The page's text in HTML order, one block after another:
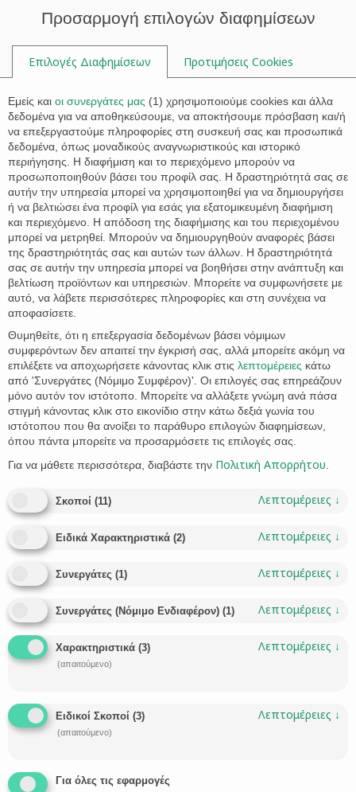
Ετικέτα:youtube
Social Media και δυσφήμηση
Τα social media συχνά γίνονται πεδίο αντιπαράθεσης
μεταξύ χρηστών όχι μόνο διαμέσου προσωπικών
μηνυμάτων, αλλά και σχολίων εν είδει αναφορών και
“αντεγκλήσεων” με αφορμή δημοσίευση με την οποία
χρήστες τυχαίνει να συμφωνούν ή διαφωνούν. Υφίσταται
δικαιοδοσία των δικαστηρίων σε τέτοιες περιπτώσεις;
Μπορεί το πρόσωπο που προσβάλλεται να προσφύγει
δικαστικά κατά του χρήστη που προέβη στη…
 LIANA STATHAKI
CATEGORY
FACEBOOK,INSTAGRAM ,SOCIAL MEDIA YOUTUBE ΑΓΩΓΉ
ΔΙΚΗΓΟΡΙΚΌ ΓΡΑΦΕΊΟ
Προσαρμογή επιλογών διαφημίσεων
Επιλογές Διαφημίσεων Προτιμήσεις Cookies
Εμείς και οι συνεργάτες μας (1) χρησιμοποιούμε cookies και άλλα
δεδομένα για να αποθηκεύσουμε, να αποκτήσουμε πρόσβαση και/ή
να επεξεργαστούμε πληροφορίες στη συσκευή σας και προσωπικά
δεδομένα, όπως μοναδικούς αναγνωριστικούς και ιστορικό
περιήγησης. Η διαφήμιση και το περιεχόμενο μπορούν να
προσωποποιηθούν βάσει του προφίλ σας. Η δραστηριότητά σας σε
αυτήν την υπηρεσία μπορεί να χρησιμοποιηθεί για να δημιουργήσει
ή να βελτιώσει ένα προφίλ για εσάς για εξατομικευμένη διαφήμιση
και περιεχόμενο. Η απόδοση της διαφήμισης και του περιεχομένου
μπορεί να μετρηθεί. Μπορούν να δημιουργηθούν αναφορές βάσει
της δραστηριότητάς σας και αυτών των άλλων. Η δραστηριότητά
σας σε αυτήν την υπηρεσία μπορεί να βοηθήσει στην ανάπτυξη και
βελτίωση προϊόντων και υπηρεσιών. Μπορείτε να συμφωνήσετε με
αυτό, να λάβετε περισσότερες πληροφορίες και στη συνέχεια να
αποφασίσετε.
Θυμηθείτε, ότι η επεξεργασία δεδομένων βάσει νόμιμων
συμφερόντων δεν απαιτεί την έγκρισή σας, αλλά μπορείτε ακόμη να
επιλέξετε να αποχωρήσετε κάνοντας κλικ στις λεπτομέρειες κάτω
από 'Συνεργάτες (Νόμιμο Συμφέρον)'. Οι επιλογές σας επηρεάζουν
μόνο αυτόν τον ιστότοπο. Μπορείτε να αλλάξετε γνώμη ανά πάσα
στιγμή κάνοντας κλικ στο εικονίδιο στην κάτω δεξιά γωνία του
ιστότοπου που θα ανοίξει το παράθυρο επιλογών διαφημίσεων,
όπου πάντα μπορείτε να προσαρμόσετε τις επιλογές σας.
Για να μάθετε περισσότερα, διαβάστε την Πολιτική Απορρήτου
Σκοποί (11) Λεπτομέρειες ↓
Ειδικά Χαρακτηριστικά (2) Λεπτομέρειες ↓
Συνεργάτες (1) Λεπτομέρειες ↓
Συνεργάτες (Νόμιμο Ενδιαφέρον) (1) Λεπτομέρειες ↓
Χαρακτηριστικά (3)
(απαιτούμενο)
Λεπτομέρειες ↓
Ειδικοί Σκοποί (3)
(απαιτούμενο)
Λεπτομέρειες ↓
Για όλες τις εφαρμογές